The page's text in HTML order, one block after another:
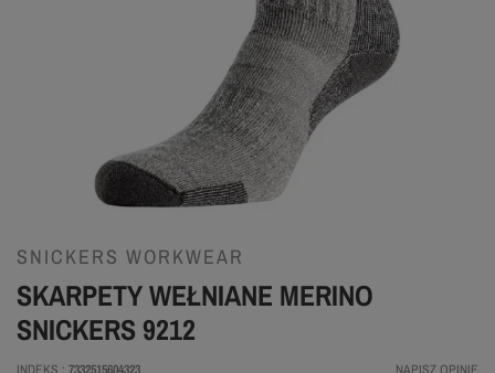
SNICKERS WORKWEAR
SKARPETY WEŁNIANE MERINO
SNICKERS 9212